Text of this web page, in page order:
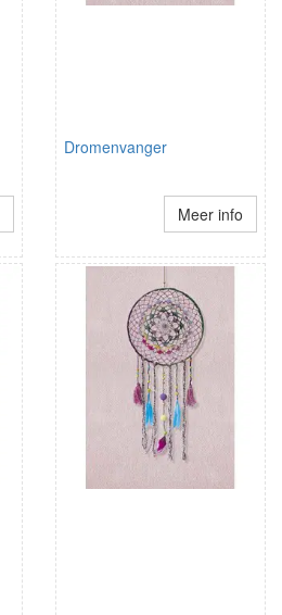
Dromenvanger
Meer info